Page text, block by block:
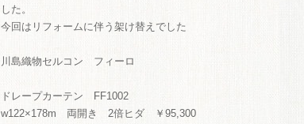
した。
今回はリフォームに伴う架け替えでした
川島織物セルコン フィーロ
ドレープカーテン FF1002
w122×178m 両開き 2倍ヒダ ￥95,300